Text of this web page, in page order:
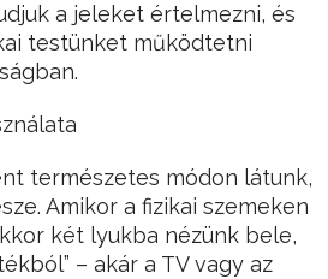
a jeleket értelmezni, és
testünket működtetni
természetes módon látunk,
Amikor a fizikai szemeken
két lyukba nézünk bele,
– akár a TV vagy az